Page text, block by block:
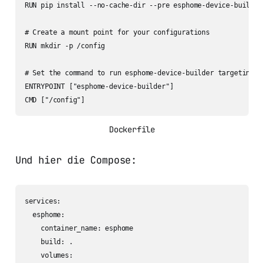
RUN pip install --no-cache-dir --pre esphome-device-builder
# Create a mount point for your configurations
RUN mkdir -p /config
# Set the command to run esphome-device-builder targeting
ENTRYPOINT ["esphome-device-builder"]
Dockerfile
Und hier die Compose:
services:
  esphome:
    container_name: esphome
    build: .
    volumes: